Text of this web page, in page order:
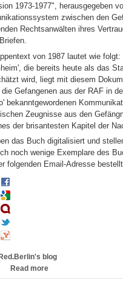
1973-1977", herausgegeben
zwischen den
Rechtsanwälten ihres
von 1987 lautet wie
die bereits heute als das
wird, liegt mit diesem
Gefangenen aus der RAF in
bekanntgewordenen
Zeugnisse aus den
der brisantesten Kapitel der
das Buch digitalisiert und
noch wenige Exemplare des
folgenden Email-Adresse
blog
Read more